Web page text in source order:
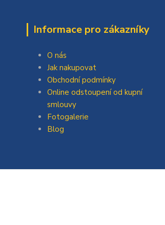
Informace pro zákazníky
O nás
Jak nakupovat
Obchodní podmínky
Online odstoupení od kupní
smlouvy
Fotogalerie
Blog